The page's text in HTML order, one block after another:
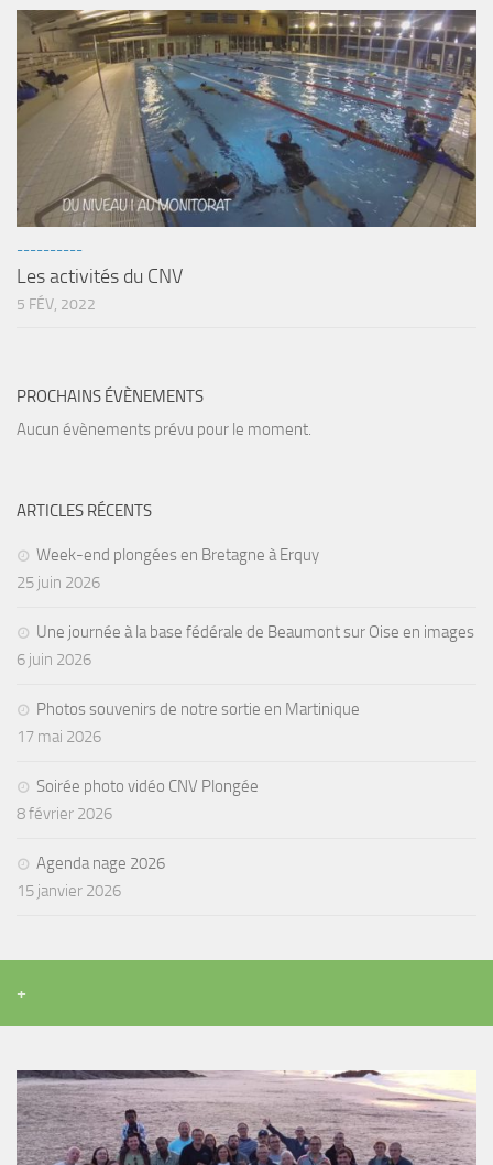
Moniteur Fédéral
Organisation
Responsables
Fosse
Sorties techniques
APNEE
Sorties 2026
Sorties 2025
Sorties 2018
Sorties 2016
Sorties 2014
BIO SUB
Environnement et Biologie Sub
Formations
Lac Merveilleux
AUDIOVISUEL
NAP / NEV
Agenda
Les Palmes du Lac
----------
Les activités du CNV
5 FÉV, 2022
PROCHAINS ÉVÈNEMENTS
Aucun évènements prévu pour le moment.
ARTICLES RÉCENTS
Week-end plongées en Bretagne à Erquy
25 juin 2026
Une journée à la base fédérale de Beaumont sur Oise en images
6 juin 2026
Photos souvenirs de notre sortie en Martinique
17 mai 2026
Soirée photo vidéo CNV Plongée
8 février 2026
Agenda nage 2026
15 janvier 2026
+